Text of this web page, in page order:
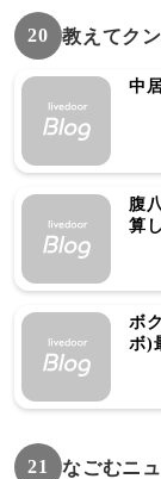
20 教えてク
中
腹
算
ボ
ボ)
21 なごむニ